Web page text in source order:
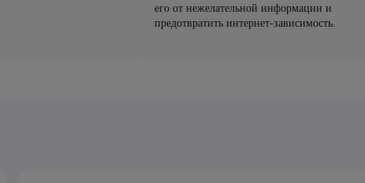
его от нежелательной информации и
предотвратить интернет-зависимость.